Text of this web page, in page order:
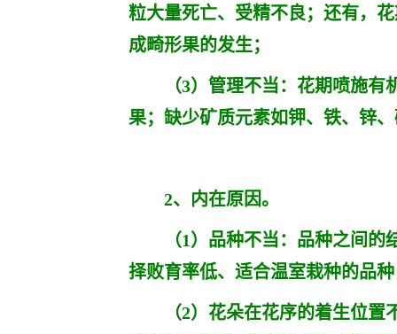
粒大量死亡、受精不良；还有，
成畸形果的发生；
（3）管理不当：花期喷施有
果；缺少矿质元素如钾、铁、锌
2、内在原因。
（1）品种不当：品种之间的
择败育率低、适合温室栽种的品
（2）花朵在花序的着生位置